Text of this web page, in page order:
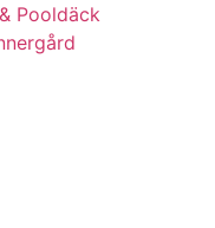
Pooldäck